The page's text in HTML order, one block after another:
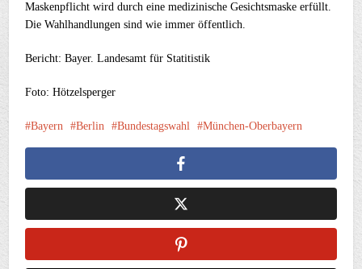
Maskenpflicht wird durch eine medizinische Gesichtsmaske erfüllt.
Die Wahlhandlungen sind wie immer öffentlich.
Bericht: Bayer. Landesamt für Statitistik
Foto: Hötzelsperger
Bayern Berlin Bundestagswahl München-Oberbayern